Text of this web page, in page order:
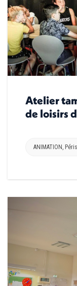
Atelier
de loisirs
ANIMATION ,